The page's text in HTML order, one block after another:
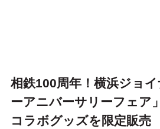
相鉄100周年！横浜ジョ
ーアニバーサリーフェア
コラボグッズを限定販売